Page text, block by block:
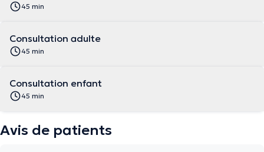
45 min
Consultation adulte
45 min
Consultation enfant
45 min
Avis de patients